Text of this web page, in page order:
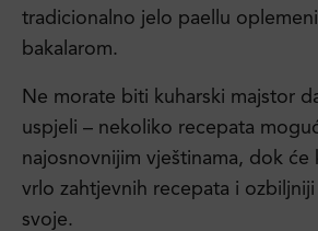
tradicionalno jelo paellu
bakalarom.
Ne morate biti kuharski majstor
uspjeli – nekoliko recepata
najosnovnijim vještinama, dok će
vrlo zahtjevnih recepata i
svoje.